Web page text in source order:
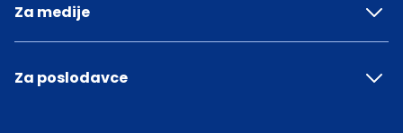
Za medije
Za poslodavce